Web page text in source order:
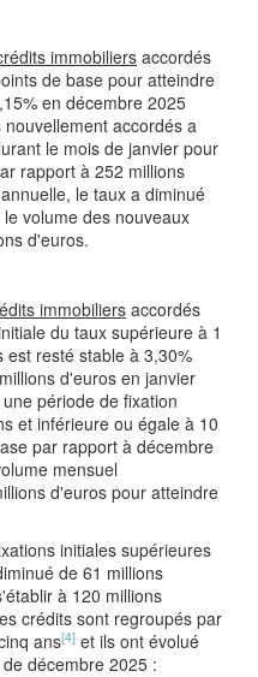
immobiliersaccordés
de base pour atteindre
en décembre 2025
accordés a
le mois de janvier pour
rapport à 252 millions
le taux a diminué
volume des nouveaux
d'euros.
immobiliers accordés
du taux supérieure à 1
resté stable à 3,30%
d'euros en janvier
période de fixation
et inférieure ou égale à 10
par rapport à décembre
mensuel
d'euros pour atteindre
initiales supérieures
de 61 millions
à 120 millions
crédits sont regroupés par
ans[4] et ils ont évolué
décembre 2025 :